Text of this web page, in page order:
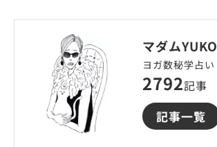
マダムYUKO
ヨガ数秘学占い
2792記事
記事一覧